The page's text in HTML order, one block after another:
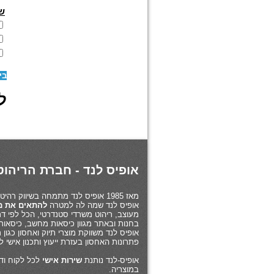
אופיס לנד - חברת הריהוט
מאז 1985 אופיס לנד מתמחה בשיווק רהיטי משרד ב
אופיס לנד שמה לה למטרה להתאים את
מעוצב, ריהוט משרדי סטנדרטי, הכל לפי
בחנות ובאתר מגוון כיסאות מחשב,
אופיס לנד משווקת מוצרי תיוק ואחסון
פתרונות האחסון בעזרת ייעוץ ותכנון
אופיס-לנד נותנת שירות אישי לכל לקוח
במוצריה.